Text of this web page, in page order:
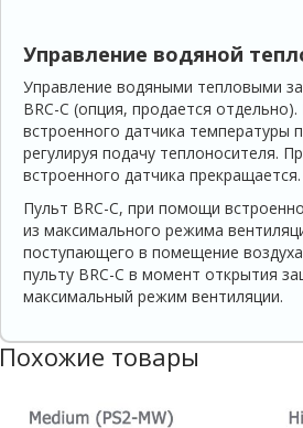
Управление водяной
Управление водяными тепловыми
BRC-C (опция, продается
встроенного датчика температуры
регулируя подачу теплоносителя.
встроенного датчика прекращается.
Пульт BRC-C, при помощи
из максимального режима
поступающего в по­мещение
пуль­ту BRC-C в момент открытия
максимальный режим вентиляции.
Похожие товары